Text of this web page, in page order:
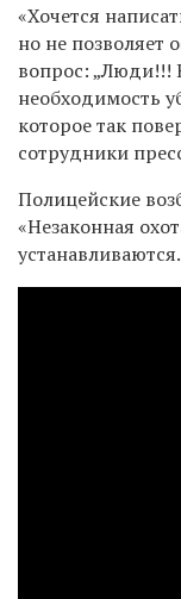
«Хочется
но не позволяет
вопрос: „Люди!!!
необходимость
которое так
сотрудники
Полицейские
«Незаконная
устанавливаются.